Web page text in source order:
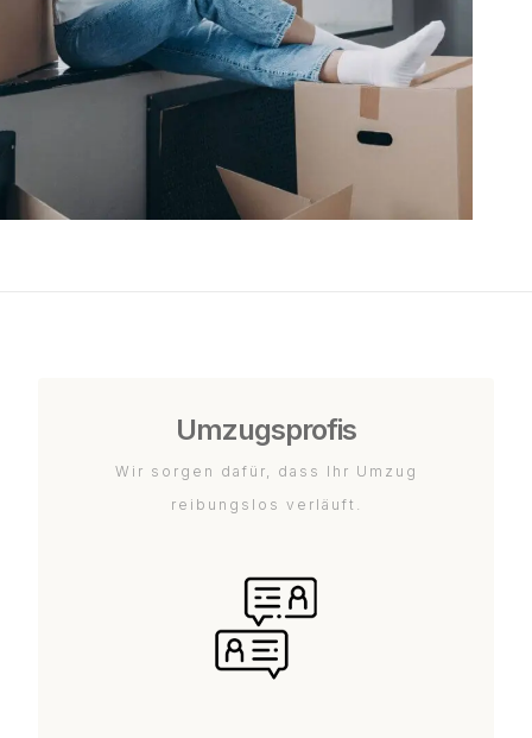
Umzugsprofis
Wir sorgen dafür, dass Ihr Umzug
reibungslos verläuft.